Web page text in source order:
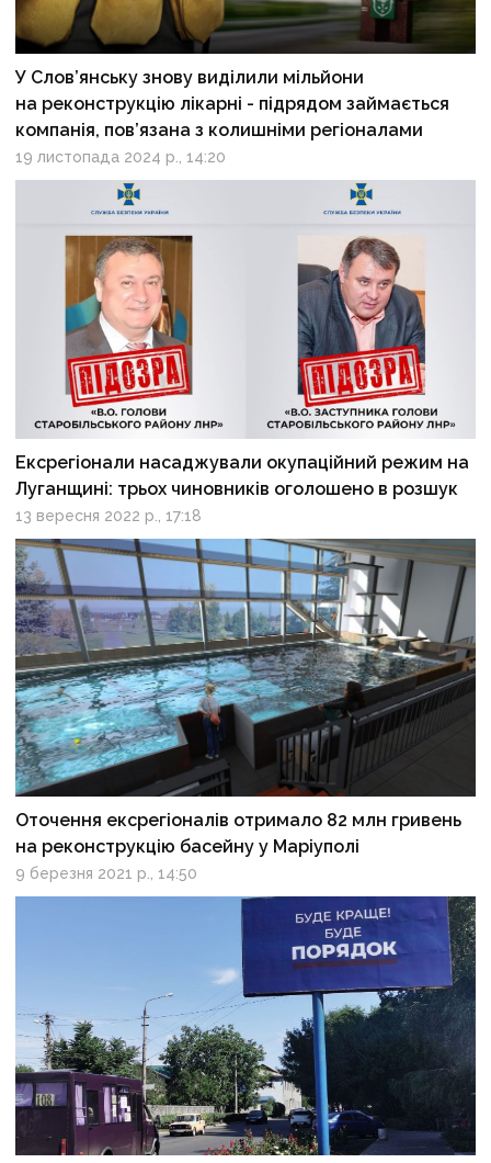
У Слов’янську знову виділили мільйони
на реконструкцію лікарні - підрядом займається
компанія, пов’язана з колишніми регіоналами
19 листопада 2024 р., 14:20
Ексрегіонали насаджували окупаційний режим на
Луганщині: трьох чиновників оголошено в розшук
13 вересня 2022 р., 17:18
Оточення ексрегіоналів отримало 82 млн гривень
на реконструкцію басейну у Маріуполі
9 березня 2021 р., 14:50